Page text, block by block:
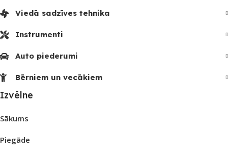
Viedā sadzīves tehnika
Instrumenti
Auto piederumi
Bērniem un vecākiem
Izvēlne
Sākums
Piegāde